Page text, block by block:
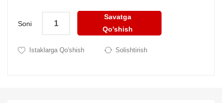
Soni
Savatga
Qo'shish
Istaklarga Qo'shish Solishtirish